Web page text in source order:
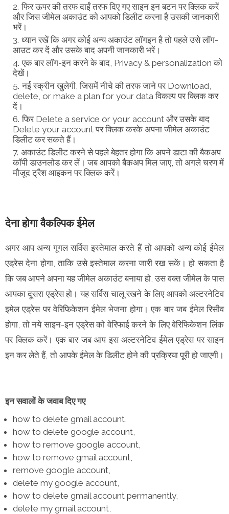
फिर ऊपर की तरफ दाईं तरफ दिए गए साइन इन बटन पर क्लिक करें
और जिस जीमेल अकाउंट को आपको डिलीट करना है उसकी जानकारी
भरें।
ध्यान रखें कि अगर कोई अन्य अकाउंट लॉगइन है तो पहले उसे लॉग-
आउट कर दें और उसके बाद अपनी जानकारी भरें।
एक बार लॉग-इन करने के बाद, Privacy & personalization को
देखें।
नई स्क्रीन खुलेगी, जिसमें नीचे की तरफ जाने पर Download,
delete, or make a plan for your data विकल्प पर क्लिक कर
दें।
फिर Delete a service or your account और उसके बाद
Delete your account पर क्लिक करके अपना जीमेल अकाउंट
डिलीट कर सकते हैं।
अकाउंट डिलीट करने से पहले बेहतर होगा कि अपने डाटा की बैकअप
कॉपी डाउनलोड कर लें। जब आपको बैकअप मिल जाए, तो अगले चरण में
मौजूद ट्रैश आइकन पर क्लिक करें।
देना होगा वैकल्पिक ईमेल
अगर आप अन्य गूगल सर्विस इस्तेमाल करते हैं तो आपको अन्य कोई ईमेल
एड्रेस देना होगा, ताकि उसे इस्तेमाल करना जारी रख सकें। हो सकता है
कि जब आपने अपना यह जीमेल अकाउंट बनाया हो, उस वक्त जीमेल के पास
आपका दूसरा एड्रेस हो। यह सर्विस चालू रखने के लिए आपको अल्टरनेटिव
इमेल एड्रेस पर वेरिफिकेशन ईमेल भेजना होगा। एक बार जब ईमेल रिसीव
होगा, तो नये साइन-इन एड्रेस को वेरिफाई करने के लिए वेरिफिकेशन लिंक
पर क्लिक करें। एक बार जब आप इस अल्टरनेटिव ईमेल एड्रेस पर साइन
इन कर लेते हैं, तो आपके ईमेल के डिलीट होने की प्रक्रिया पूरी हो जाएगी।
इन सवालों के जवाब दिए गए
how to delete gmail account,
how to delete google account,
how to remove google account,
how to remove gmail account,
remove google account,
delete my google account,
how to delete gmail account permanently,
delete my gmail account,